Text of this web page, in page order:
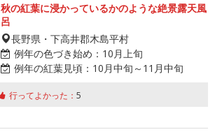
秋の紅葉に浸かっているかのような絶景露天風
呂
長野県・下高井郡木島平村
例年の色づき始め： 10月上旬
例年の紅葉見頃： 10月中旬～11月中旬
行ってよかった： 5